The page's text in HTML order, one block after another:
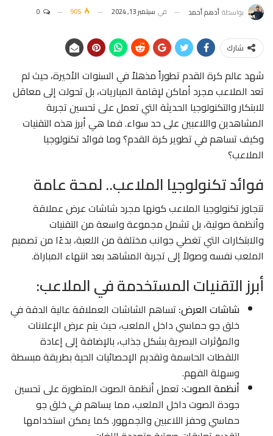
بواسطة أدهم أحمد في سبتمبر 13, 2024
شارك
شهد عالم كرة القدم تطوراً مذهلاً في السنوات الأخيرة، حيث لم
تعد الملاعب مجرد أماكن لإقامة المباريات، بل تحولت إلى معاقل
للابتكار والتكنولوجيا الحديثة التي تعمل على تحسين تجربة
المشاهدين واللاعبين على حد سواء. فما هي أبرز هذه التقنيات
وكيف تساهم في تطوير كرة القدم؟ وما فوائد تكنولوجيا
الملاعب؟
فوائد تكنولوجيا الملاعب.. لمحة عامة
تتجاوز تكنولوجيا الملاعب كونها مجرد شاشات عرض عملاقة
وأنظمة صوتية، بل تشمل مجموعة واسعة من التقنيات
والابتكارات التي تغطي جوانب مختلفة من اللعبة، بدءًا من تصميم
الملعب نفسه وصولاً إلى تجربة المشاهد بعد انتهاء المباراة.
أبرز التقنيات المستخدمة في الملاعب:
شاشات العرض: تساهم الشاشات العملاقة عالية الدقة في
خلق جو حماسي داخل الملعب، حيث يتم عرض الإعلانات
والمؤثرات البصرية بشكل جذاب، بالإضافة إلى إعادة
اللقطات الحاسمة وتقديم الإحصائيات الحية بطريقة مبسطة
وسهلة الفهم.
أنظمة الصوت: تعمل أنظمة الصوت المتطورة على تحسين
جودة الصوت داخل الملعب، مما يساهم في خلق جو
حماسي وحفز اللاعبين والجمهور. كما يمكن استخدامها